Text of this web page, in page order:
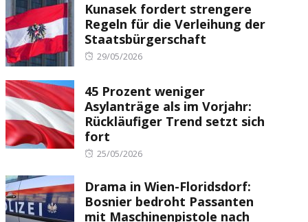
Kunasek fordert strengere
Regeln für die Verleihung der
Staatsbürgerschaft
Posted
29/05/2026
45 Prozent weniger
Asylanträge als im Vorjahr:
Rückläufiger Trend setzt sich
fort
Posted
25/05/2026
Drama in Wien-Floridsdorf:
Bosnier bedroht Passanten
mit Maschinenpistole nach